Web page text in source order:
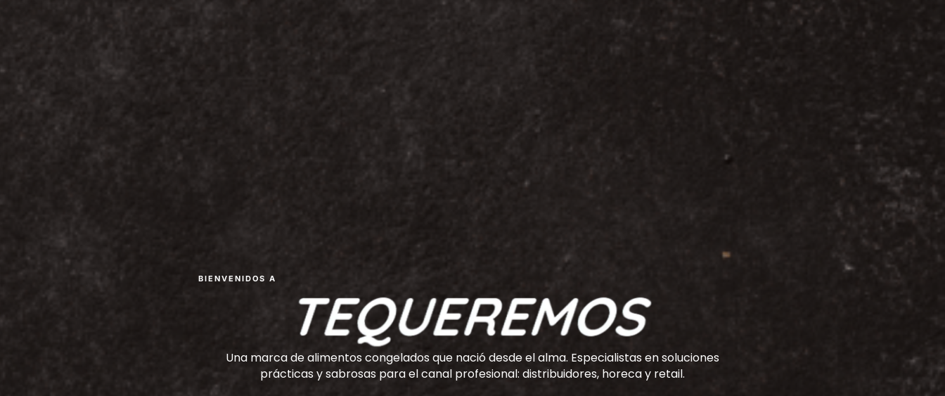
BIENVENIDOS A
Una marca de alimentos congelados que nació desde el alma. Especialistas en soluciones
prácticas y sabrosas para el canal profesional: distribuidores, horeca y retail.